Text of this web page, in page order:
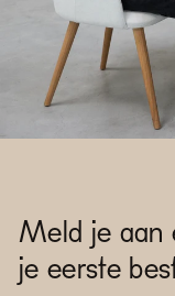
Meld je aan
je eerste